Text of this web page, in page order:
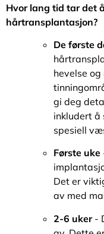
Hvor lang tid tar det
hårtransplantasjon?
De første
hevelse
gi deg
inkludert å
spesiell
Første uke
Det er
av med
2-6 uker-